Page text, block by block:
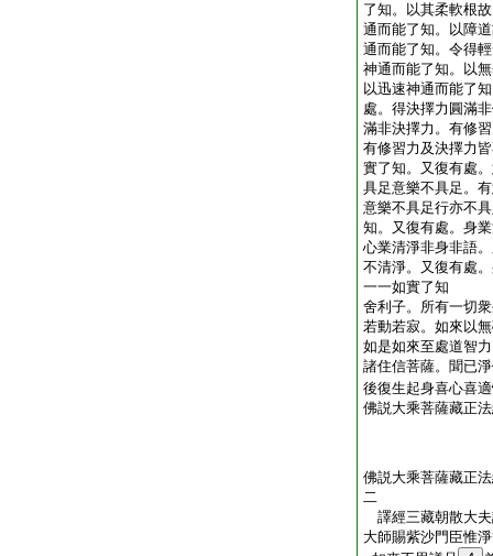
了知。以其柔軟根
通而能了知。以障
通而能了知。令得
神通而能了知。以
以迅速神通而能了
處。得決擇力圓滿
滿非決擇力。有修
有修習力及決擇力
實了知。又復有處
具足意樂不具足。
意樂不具足行亦不
知。又復有處。身
心業清淨非身非語
不清淨。又復有處
一一如實了知
舍利子。所有一切
若動若寂。如來以
如是如來至處道智
諸住信菩薩。聞已
後復生起身喜心喜
佛説大乘菩薩藏正
佛説大乘菩薩藏正
二
譯經三藏朝散大
大師賜紫沙門臣